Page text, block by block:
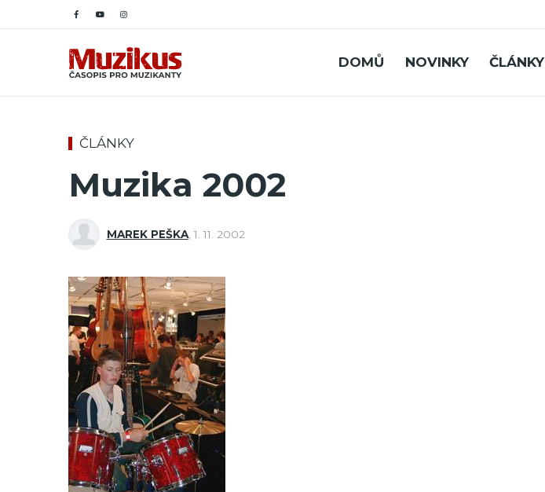
DOMŮ NOVINKY ČLÁNKY
ČLÁNKY
Muzika 2002
MAREK PEŠKA, 1. 11. 2002